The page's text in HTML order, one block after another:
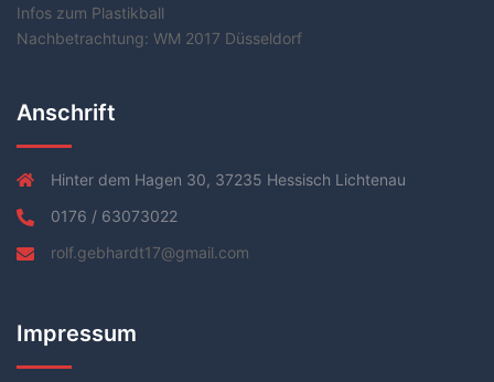
Infos zum Plastikball
Nachbetrachtung: WM 2017 Düsseldorf
Anschrift
Hinter dem Hagen 30, 37235 Hessisch Lichtenau
0176 / 63073022
rolf.gebhardt17@gmail.com
Impressum